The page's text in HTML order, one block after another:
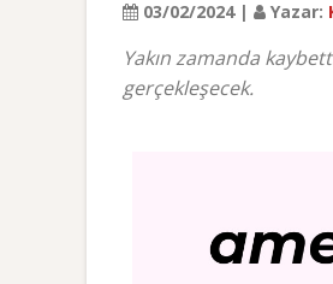
03/02/2024 | Yazar:
Yakın zamanda
gerçekleşecek.